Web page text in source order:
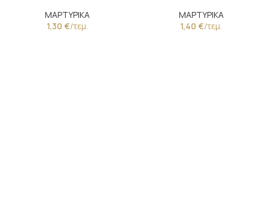
ΜΑΡΤΥΡΙΚΑ
1,30 €/τεμ.
Κωνσταντινάτο
ΜΑΡΤΥΡΙΚΑ
1,40 €/τεμ.